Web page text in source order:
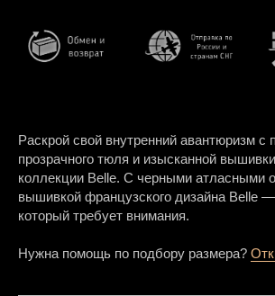
Раскрой свой внутренний авантюризм
прозрачного тюля и изысканной
коллекции Belle. С черными атласными
вышивкой французского дизайна Belle —
который требует внимания.
Нужна помощь по подбору размера?